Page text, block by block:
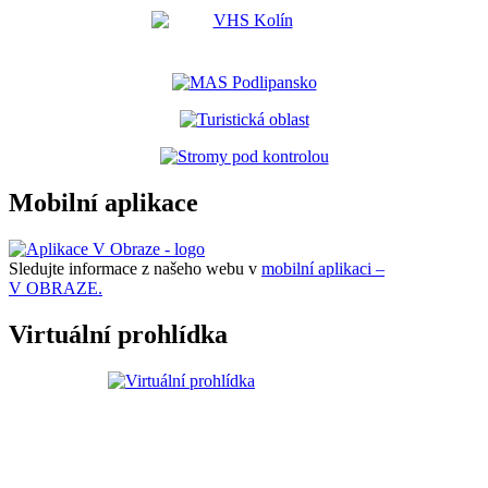
Mobilní aplikace
Sledujte informace z našeho webu v mobilní aplikaci –
V OBRAZE.
Virtuální prohlídka